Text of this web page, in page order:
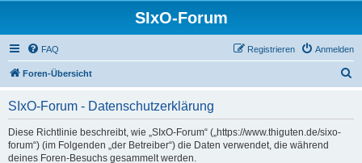
SIxO-Forum
FAQ Anmelden
Registrieren
Foren-Übersicht
SIxO-Forum - Datenschutzerklärung
Diese Richtlinie beschreibt, wie „SIxO-Forum“ („https://www.thiguten.de/sixo-
forum“) (im Folgenden „der Betreiber“) die Daten verwendet, die während
deines Foren-Besuchs gesammelt werden.